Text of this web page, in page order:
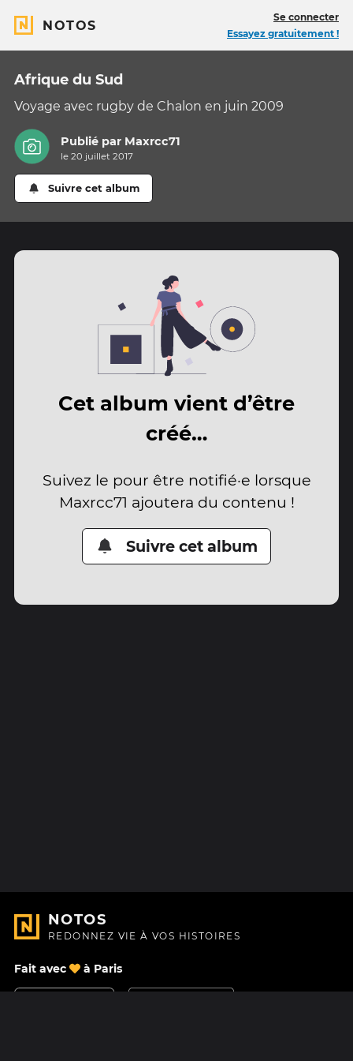
NOTOS
Se connecter
Essayez gratuitement !
Afrique du Sud
Voyage avec rugby de Chalon en juin 2009
Publié par Maxrcc71
le 20 juillet 2017
Suivre cet album
Cet album vient d’être
créé…
Suivez le pour être notifié·e lorsque
Maxrcc71 ajoutera du contenu !
Suivre cet album
NOTOS
REDONNEZ VIE À VOS HISTOIRES
Fait avec à Paris